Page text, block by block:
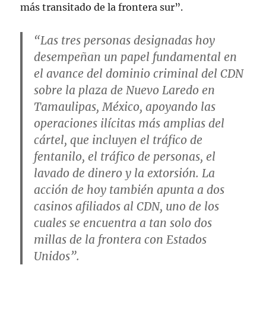
más transitado de la frontera sur”.
“Las tres personas designadas hoy
desempeñan un papel fundamental en
el avance del dominio criminal del CDN
sobre la plaza de Nuevo Laredo en
Tamaulipas, México, apoyando las
operaciones ilícitas más amplias del
cártel, que incluyen el tráfico de
fentanilo, el tráfico de personas, el
lavado de dinero y la extorsión. La
acción de hoy también apunta a dos
casinos afiliados al CDN, uno de los
cuales se encuentra a tan solo dos
millas de la frontera con Estados
Unidos”.